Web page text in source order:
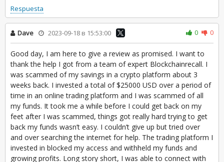
Respuesta
Dave 2023-09-18 в 15:53:00 0 0
Good day, I am here to give a review as promised. I want to
thank the help I got from a team of expert Blockchainrecall. I
was scammed of my savings in a crypto platform about 3
weeks back. I invested a total of $25000 USD over a period of
time in an online trading platform and I was scammed of all
my funds. It took me a while before I could get back on my
feet after I was scammed, things got really hard trying to get
back my funds wasn’t easy. I couldn’t give up but tried over
and over searching the internet for help. The trading platform I
invested in blocked my access and withheld my funds and
growing profits. Long story short, I was able to connect with